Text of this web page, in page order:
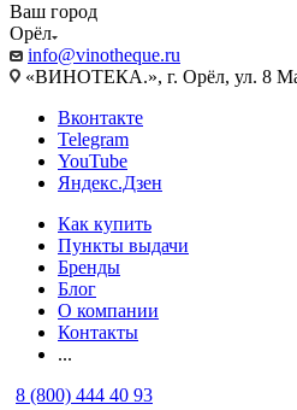
Ваш город
Орёл
info@vinotheque.ru
«ВИНОТЕКА.», г. Орёл, ул. 8
Вконтакте
Telegram
YouTube
Яндекс.Дзен
Как купить
Пункты выдачи
Бренды
Блог
О компании
Контакты
...
8 (800) 444 40 93